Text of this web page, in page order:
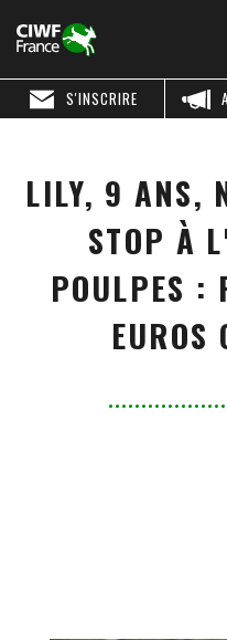
S'INSCRIRE
LILY, 9 ANS,
STOP À
POULPES :
EUROS